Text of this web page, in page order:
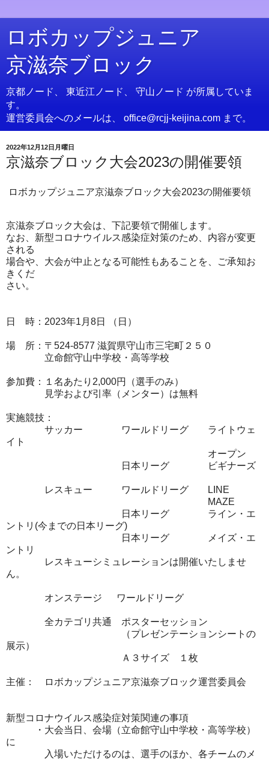
ロボカップジュニア
京滋奈ブロック
京都ノード、 東近江ノード、 守山ノード が所属していま
す。
運営委員会へのメールは、 office@rcjj-keijina.com まで。
2022年12月12日月曜日
京滋奈ブロック大会2023の開催要領
ロボカップジュニア京滋奈ブロック大会2023の開催要領
京滋奈ブロック大会は、下記要領で開催します。
なお、新型コロナウイルス感染症対策のため、内容が変更
される
場合や、大会が中止となる可能性もあることを、ご承知お
きくだ
さい。
日 時：2023年1月8日 （日）
場 所：〒524-8577 滋賀県守山市三宅町２５０
立命館守山中学校・高等学校
参加費：１名あたり2,000円（選手のみ）
見学および引率（メンター）は無料
実施競技：
サッカー ワールドリーグ ライトウェ
イト
オープン
日本リーグ ビギナーズ
レスキュー ワールドリーグ LINE
MAZE
日本リーグ ライン・エ
ントリ(今までの日本リーグ)
日本リーグ メイズ・エ
ントリ
レスキューシミュレーションは開催いたしませ
ん。
オンステージ ワールドリーグ
全カテゴリ共通 ポスターセッション
（プレゼンテーションシートの
展示）
Ａ３サイズ １枚
主催： ロボカップジュニア京滋奈ブロック運営委員会
新型コロナウイルス感染症対策関連の事項
・大会当日、会場（立命館守山中学校・高等学校）
に
入場いただけるのは、選手のほか、各チームのメ